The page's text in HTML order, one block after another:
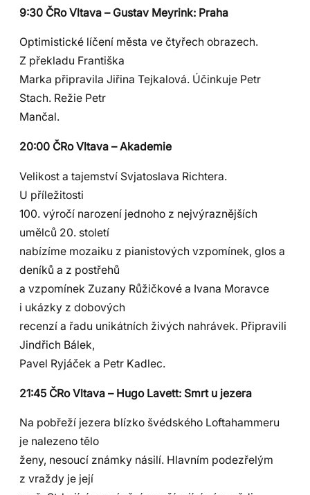
9:30 ČRo Vltava – Gustav Meyrink: Praha
Optimistické líčení města ve čtyřech obrazech.
Z překladu Františka
Marka připravila Jiřina Tejkalová. Účinkuje Petr
Stach. Režie Petr
Mančal.
20:00 ČRo Vltava – Akademie
Velikost a tajemství Svjatoslava Richtera.
U příležitosti
100. výročí narození jednoho z nejvýraznějších
umělců 20. století
nabízíme mozaiku z pianistových vzpomínek, glos a
deníků a z postřehů
a vzpomínek Zuzany Růžičkové a Ivana Moravce
i ukázky z dobových
recenzí a řadu unikátních živých nahrávek. Připravili
Jindřich Bálek,
Pavel Ryjáček a Petr Kadlec.
21:45 ČRo Vltava – Hugo Lavett: Smrt u jezera
Na pobřeží jezera blízko švédského Loftahammeru
je nalezeno tělo
ženy, nesoucí známky násilí. Hlavním podezřelým
z vraždy je její